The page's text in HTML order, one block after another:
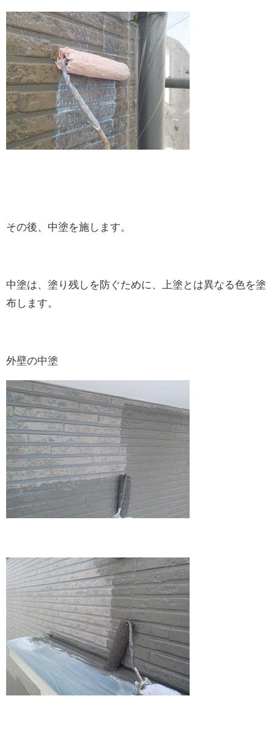
その後、中塗を施します。
中塗は、塗り残しを防ぐために、上塗とは異なる色を塗
布します。
外壁の中塗